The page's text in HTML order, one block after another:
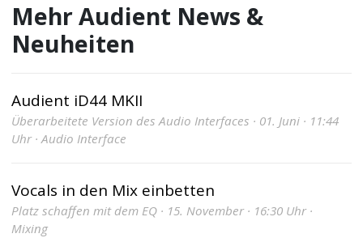
Mehr Audient News &
Neuheiten
Audient iD44 MKII
Überarbeitete Version des Audio Interfaces · 01. Juni · 11:44
Uhr · Audio Interface
Vocals in den Mix einbetten
Platz schaffen mit dem EQ · 15. November · 16:30 Uhr ·
Mixing